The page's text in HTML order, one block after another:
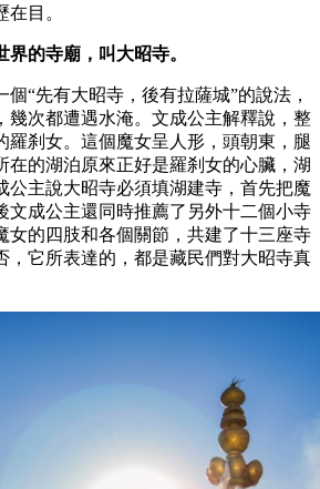
目。
的寺廟，叫大昭寺。
“先有大昭寺，後有拉薩城”的說法，
幾次都遭遇水淹。文成公主解釋說，整
羅刹女。這個魔女呈人形，頭朝東，腿
在的湖泊原來正好是羅刹女的心臟，湖
公主說大昭寺必須填湖建寺，首先把魔
文成公主還同時推薦了另外十二個小寺
女的四肢和各個關節，共建了十三座寺
，它所表達的，都是藏民們對大昭寺真